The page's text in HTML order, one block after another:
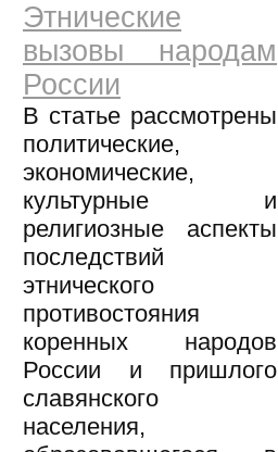
Этнические
вызовы народам
России
В статье рассмотрены
политические,
экономические,
культурные и
религиозные аспекты
последствий
этнического
противостояния
коренных народов
России и пришлого
славянского
населения,